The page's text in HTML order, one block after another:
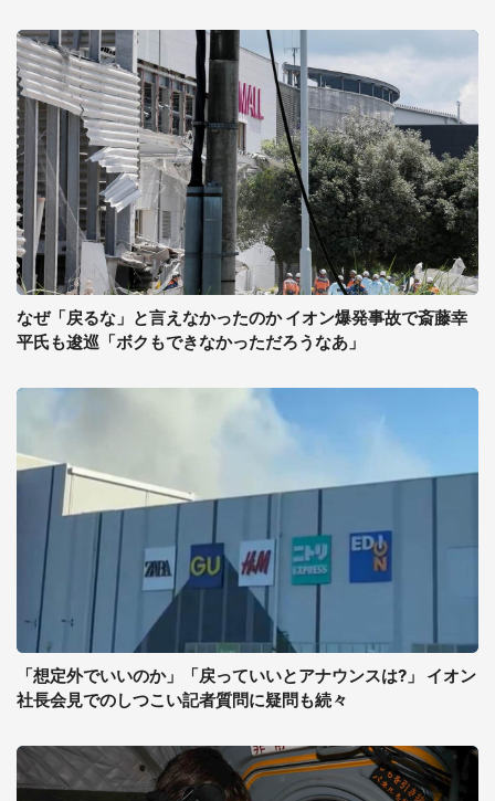
なぜ「戻るな」と言えなかったのか イオン爆発事故で斎藤幸
平氏も逡巡「ボクもできなかっただろうなあ」
「想定外でいいのか」「戻っていいとアナウンスは?」 イオン
社長会見でのしつこい記者質問に疑問も続々